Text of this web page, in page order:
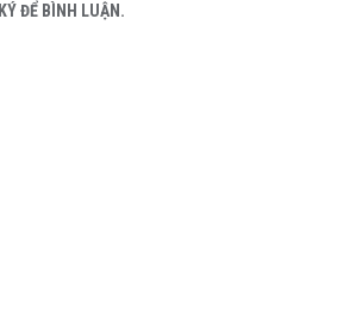
ĐỂ BÌNH LUẬN.